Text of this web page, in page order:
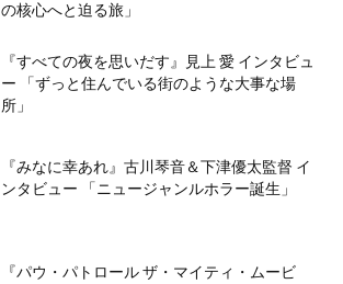
の核心へと迫る旅」
『すべての夜を思いだす』見上 愛 インタビュ
ー 「ずっと住んでいる街のような大事な場
所」
『みなに幸あれ』古川琴音＆下津優太監督 イ
ンタビュー 「ニュージャンルホラー誕生」
『パウ・パトロール ザ・マイティ・ムービ